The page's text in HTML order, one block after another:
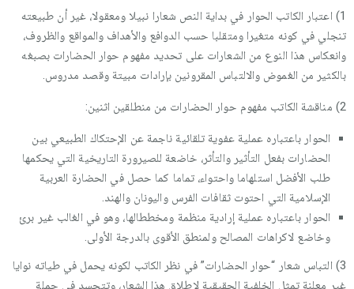
1) اعتبار الكاتب الحوار في بداية النص شعارا نبيلا ومعقولا، غير أن طبيعته
تنجلي في كونه متغيرا ومتقلبا حسب الدوافع والأهداف والمواقع والظروف،
وانعكاس هذا النوع من الشعارات على تحديد مفهوم حوار الحضارات بصبغه
بالكثير من الغموض والالتباس المقرونين بإرادات مبيتة وقصد مدروس.
2) مناقشة الكاتب مفهوم حوار الحضارات من منطلقين اثنين:
الحوار باعتباره عملية عفوية تلقائية ناجمة عن الإحتكاك الطبيعي بين
الحضارات بفعل التأثير والتأثر، خاضعة للصيرورة التاريخية التي يحكمها
طلب الأفضل استلهاما واحتواء، تماما كما حصل في الحضارة العربية
الإسلامية التي احتوت ثقافات الفرس واليونان والهند.
الحوار باعتباره عملية إرادية منظمة ومخططالها، وهو في الغالب غير برئ
وخاضع لاكراهات المصالح ولمنطق الأقوى بالدرجة الأولى.
3) التباس شعار “حوار الحضارات” في نظر الكاتب لكونه يحمل في طياته نوايا
غير معلنة تمثل الخلفية الحقيقية لإطلاق هذا الشعار، وتتجسد في جملة